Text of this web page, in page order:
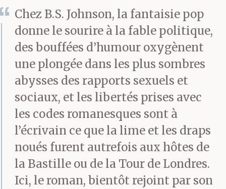
discernement sans
courir le risque de
t’exposer à l’une ou
l’autre de ces maladies
qu’il était alors, plus
souvent que de raison,
convenu d’associer à la
nourriture. Ces parties
de mon corps soumises
Chez B.S. Johnson, la fantaisie pop
donne le sourire à la fable politique,
des bouffées d’humour oxygènent
une plongée dans les plus sombres
abysses des rapports sexuels et
sociaux, et les libertés prises avec
les codes romanesques sont à
l’écrivain ce que la lime et les draps
noués furent autrefois aux hôtes de
la Bastille ou de la Tour de Londres.
Ici, le roman, bientôt rejoint par son